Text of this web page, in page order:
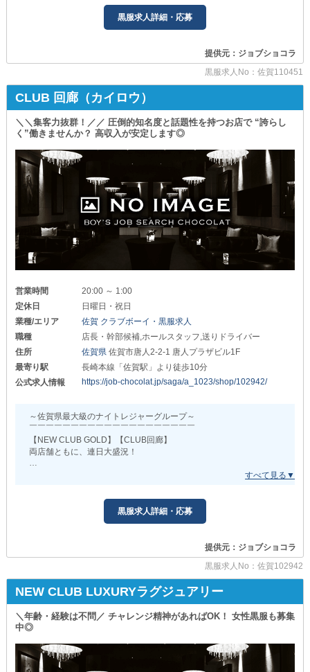
シフトは《週2～3日》でOK！
学生さんやWワークさんに
…━━━━━━━━…
～体験入社は随時受付中～
お試しアルバイトをしてみて
自分と合ってる環境かチェックしてみましょう！
少しでも気になった方はお気軽にご連絡ください。
＼新規メンバーを積極採用中です！／
また年齢や性別も問いません！
《40代・50代》の経験者さんも
手厚いサポート体制のなか
1人ひとりが想いを伝え合える環境を
ご用意しているので
ぜひ一歩を踏み出してくださいませ！
◤◢◤◢◤◢◤◢◤◢◤◢◤◢
lounge凛（リン）
◤◢◤◢◤◢◤◢◤◢◤◢◤◢
┏━━━━━━━━━━━━━━━━━━━━┓
店長・幹部候補
（正）月給30万円以上＋各種バック
ホールスタッフ
（正）月給20万円以上＋各種バック
（ア）時給1,200円以上＋各種バック
ドライバー
┗━━━━━━━━━━━━━━━━━━━━┛
黒服スタッフには
珍しい《バック制度》を完備しています◎
高いモチベーションを維持しながら
業務に専念できるでしょう！
✦福利厚生も充実✦
❏連休取得が可能❏
プライベートの時間もしっかり確保できます◎
スキルアップに繋げましょう！
❏社会保険を完備❏
黒服求人詳細・応募
提供元：ジョブショコラ
黒服求人No：佐賀110451
CLUB 回廊（カイロウ）
＼＼集客力抜群！／／ 圧倒的知名度と話題性を持つお店で “誇らし
く”働きませんか？ 高収入が安定します◎
営業時間
20:00 ～ 1:00
定休日
日曜日・祝日
業種/エリア
佐賀 クラブボーイ・黒服求人
職種
店長・幹部候補,ホールスタッフ,送りドライバー
住所
佐賀県佐賀市唐人2-2-1 唐人プラザビル1F
最寄り駅
長崎本線「佐賀駅」より徒歩10分
公式求人情報
https://job-chocolat.jp/saga/a_1023/shop/102942/
～佐賀県最大級のナイトレジャーグループ～
￣￣￣￣￣￣￣￣￣￣￣￣￣￣￣￣￣￣￣￣
【NEW CLUB GOLD】【CLUB回廊】
両店舗ともに、連日大盛況！
また、テレビの取材・収録でも使われるような店舗で
安心・安全の環境で
高収入ワークを始めてみませんか？
：：：：：：：：：：：：：：：：：：：：：：：：：：：
＼繁忙期に向けボーイさん＆ガールさんを急募／
黒服求人詳細・応募
提供元：ジョブショコラ
黒服求人No：佐賀102942
NEW CLUB LUXURYラグジュアリー
＼年齢・経験は不問／ チャレンジ精神があればOK！ 女性黒服も募集
中◎